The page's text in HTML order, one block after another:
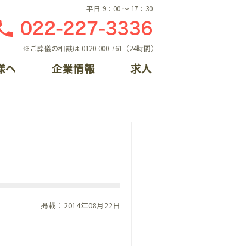
平日 9：00 〜 17：30
※ご葬儀の相談は 0120-000-761 （24時間）
へ 企業情報 求人
掲載：2014年08月22日